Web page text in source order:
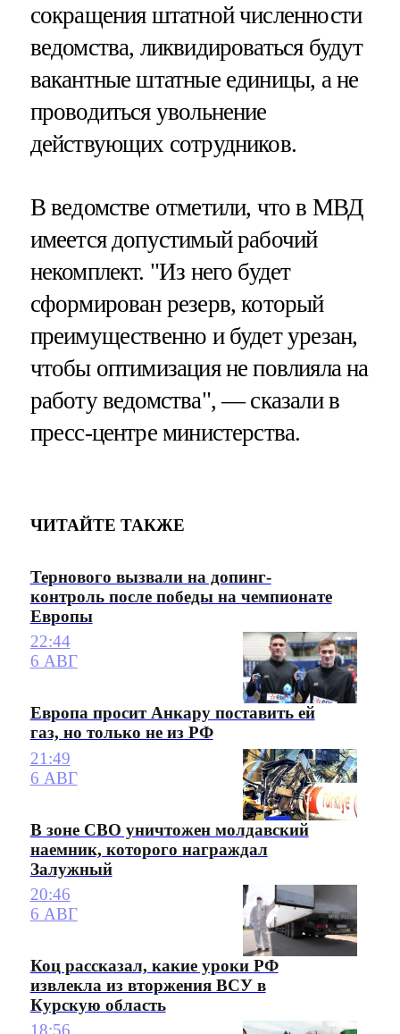
сокращения штатной численности
ведомства, ликвидироваться будут
вакантные штатные единицы, а не
проводиться увольнение
действующих сотрудников.
В ведомстве отметили, что в МВД
имеется допустимый рабочий
некомплект. "Из него будет
сформирован резерв, который
преимущественно и будет урезан,
чтобы оптимизация не повлияла на
работу ведомства", — сказали в
пресс-центре министерства.
ЧИТАЙТЕ ТАКЖЕ
Тернового вызвали на допинг-
контроль после победы на чемпионате
Европы
22:44
6 АВГ
Европа просит Анкару поставить ей
газ, но только не из РФ
21:49
6 АВГ
В зоне СВО уничтожен молдавский
наемник, которого награждал
Залужный
20:46
6 АВГ
Коц рассказал, какие уроки РФ
извлекла из вторжения ВСУ в
Курскую область